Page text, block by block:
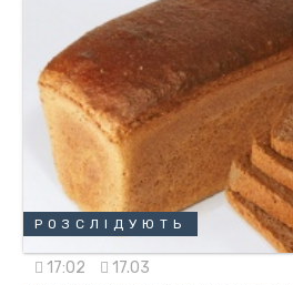
РОЗСЛІДУЮТЬ
17:02 17.03